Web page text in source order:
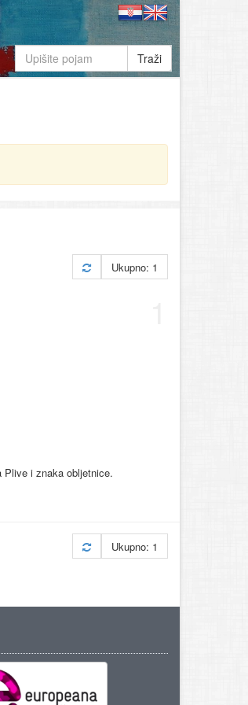
Traži
Ukupno: 1
Plive i znaka obljetnice.
Ukupno: 1